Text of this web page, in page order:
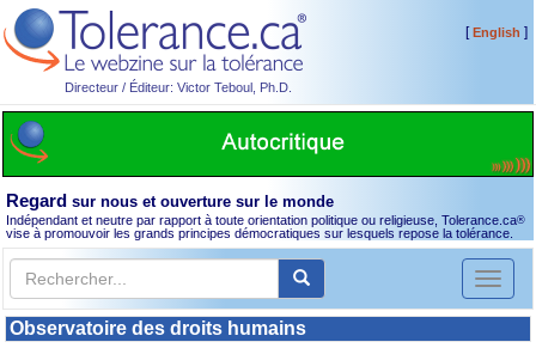
Directeur / Éditeur: Victor Teboul, Ph.D.
[English ]
Regard sur nous et ouverture sur le monde
Indépendant et neutre par rapport à toute orientation politique ou religieuse, Tolerance.ca®
vise à promouvoir les grands principes démocratiques sur lesquels repose la tolérance.
Toggle
Observatoire des droits humains